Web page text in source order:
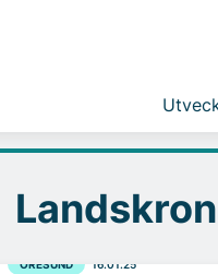
ÖRESUND 16.01.25